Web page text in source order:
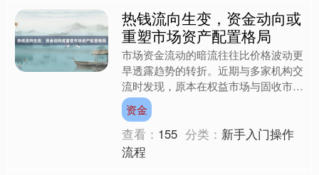
热钱流向生变，资金动向或
重塑市场资产配置格局
市场资金流动的暗流往往比价格波动更
早透露趋势的转折。近期与多家机构交
流时发现，原本在权益市场与固收市场
之间快速切换的热钱，正呈现出前所未
有的分流特征。这种变化并....
资金
查看： 155 分类： 新手入门操作
流程